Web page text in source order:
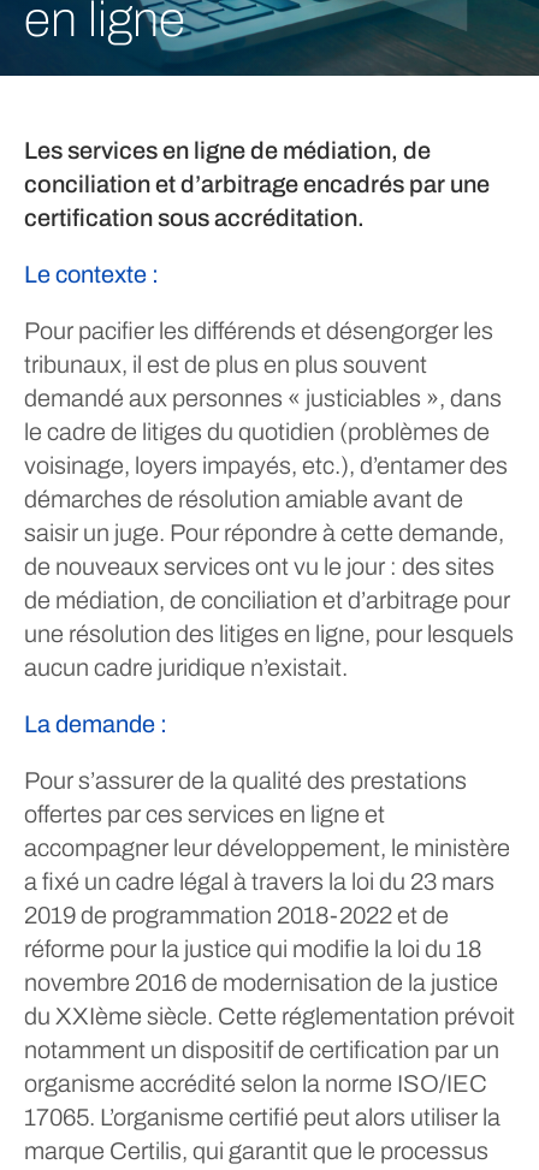
en ligne
Les services en ligne de médiation, de
conciliation et d’arbitrage encadrés par une
certification sous accréditation.
Le contexte :
Pour pacifier les différends et désengorger les
tribunaux, il est de plus en plus souvent
demandé aux personnes « justiciables », dans
le cadre de litiges du quotidien (problèmes de
voisinage, loyers impayés, etc.), d’entamer des
démarches de résolution amiable avant de
saisir un juge. Pour répondre à cette demande,
de nouveaux services ont vu le jour : des sites
de médiation, de conciliation et d’arbitrage pour
une résolution des litiges en ligne, pour lesquels
aucun cadre juridique n’existait.
La demande :
Pour s’assurer de la qualité des prestations
offertes par ces services en ligne et
accompagner leur développement, le ministère
a fixé un cadre légal à travers la loi du 23 mars
2019 de programmation 2018-2022 et de
réforme pour la justice qui modifie la loi du 18
novembre 2016 de modernisation de la justice
du XXIème siècle. Cette réglementation prévoit
notamment un dispositif de certification par un
organisme accrédité selon la norme ISO/IEC
17065. L’organisme certifié peut alors utiliser la
marque Certilis, qui garantit que le processus